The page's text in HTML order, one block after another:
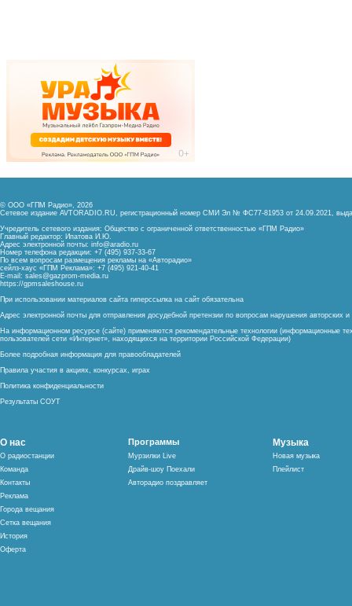
© ООО «ГПМ Радио», 2026
Сетевое издание AVTORADIO.RU, регистрационный номер СМИ Эл № ФС77-81953 от 24.09.2021,
Учредитель сетевого издания: Общество с ограниченной ответственностью «ГПМ Радио»
Главный редактор: Ипатова И.Ю.
Адрес электронной почты: info@aradio.ru
Номер телефона редакции: +7 (495) 937-33-67
По всем вопросам размещения рекламы на «Авторадио»
сейлз-хаус «ГПМ Реклама»: +7 (495) 921-40-41
E-mail: sales@gazprom-media.ru
https://gpmsaleshouse.ru
При использовании материалов сайта гиперссылка на сайт обязательна
Адрес электронной почты для отправления досудебной претензии по вопросам нарушения авторских
На информационном ресурсе (сайте) применяются рекомендательные технологии (информационные
пользователей сети «Интернет», находящихся на территории Российской Федерации)
Более подробная информация для правообладателей
Правила участия в акциях, конкурсах, играх
Политика конфиденциальности
Результаты СОУТ
О нас
О радиостанции
Команда
Контакты
Реклама
Города вещания
Сетка вещания
История
Оферта
Программы
Мурзилки Live
Драйв-шоу Поехали
Авторадио поздравляет
Музыка
Новая музыка
Плейлист